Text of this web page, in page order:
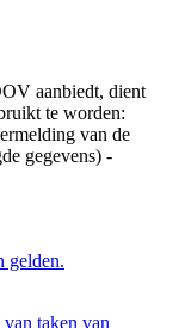
aanbiedt, dient
te worden:
van de
gegevens) -
gelden.
taken van